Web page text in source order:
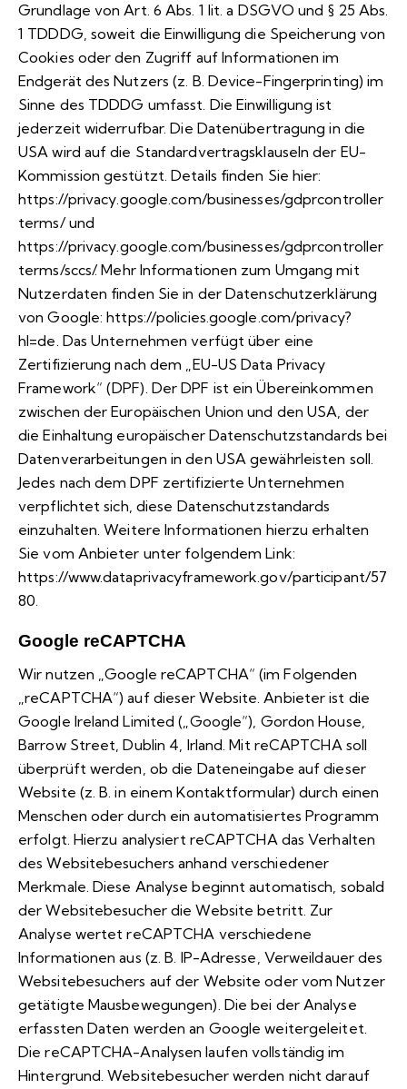
Grundlage von Art. 6 Abs. 1 lit. a DSGVO und § 25 Abs.
1 TDDDG, soweit die Einwilligung die Speicherung von
Cookies oder den Zugriff auf Informationen im
Endgerät des Nutzers (z. B. Device-Fingerprinting) im
Sinne des TDDDG umfasst. Die Einwilligung ist
jederzeit widerrufbar. Die Datenübertragung in die
USA wird auf die Standardvertragsklauseln der EU-
Kommission gestützt. Details finden Sie hier:
https://privacy.google.com/businesses/gdprcontroller
terms/und
https://privacy.google.com/businesses/gdprcontroller
terms/sccs/. Mehr Informationen zum Umgang mit
Nutzerdaten finden Sie in der Datenschutzerklärung
von Google:https://policies.google.com/privacy?
hl=de. Das Unternehmen verfügt über eine
Zertifizierung nach dem „EU-US Data Privacy
Framework“ (DPF). Der DPF ist ein Übereinkommen
zwischen der Europäischen Union und den USA, der
die Einhaltung europäischer Datenschutzstandards bei
Datenverarbeitungen in den USA gewährleisten soll.
Jedes nach dem DPF zertifizierte Unternehmen
verpflichtet sich, diese Datenschutzstandards
einzuhalten. Weitere Informationen hierzu erhalten
Sie vom Anbieter unter folgendem Link:
https://www.dataprivacyframework.gov/participant/57
80.
Google reCAPTCHA
Wir nutzen „Google reCAPTCHA“ (im Folgenden
„reCAPTCHA“) auf dieser Website. Anbieter ist die
Google Ireland Limited („Google“), Gordon House,
Barrow Street, Dublin 4, Irland. Mit reCAPTCHA soll
überprüft werden, ob die Dateneingabe auf dieser
Website (z. B. in einem Kontaktformular) durch einen
Menschen oder durch ein automatisiertes Programm
erfolgt. Hierzu analysiert reCAPTCHA das Verhalten
des Websitebesuchers anhand verschiedener
Merkmale. Diese Analyse beginnt automatisch, sobald
der Websitebesucher die Website betritt. Zur
Analyse wertet reCAPTCHA verschiedene
Informationen aus (z. B. IP-Adresse, Verweildauer des
Websitebesuchers auf der Website oder vom Nutzer
getätigte Mausbewegungen). Die bei der Analyse
erfassten Daten werden an Google weitergeleitet.
Die reCAPTCHA-Analysen laufen vollständig im
Hintergrund. Websitebesucher werden nicht darauf